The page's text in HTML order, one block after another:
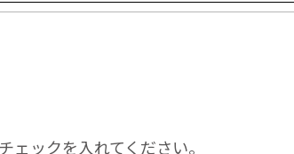
ックを入れてください。